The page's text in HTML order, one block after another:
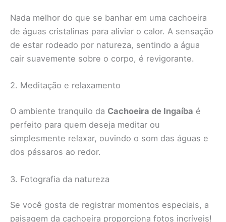
Nada melhor do que se banhar em uma cachoeira
de águas cristalinas para aliviar o calor. A sensação
de estar rodeado por natureza, sentindo a água
cair suavemente sobre o corpo, é revigorante.
2. Meditação e relaxamento
O ambiente tranquilo da Cachoeira de Ingaíba é
perfeito para quem deseja meditar ou
simplesmente relaxar, ouvindo o som das águas e
dos pássaros ao redor.
3. Fotografia da natureza
Se você gosta de registrar momentos especiais, a
paisagem da cachoeira proporciona fotos incríveis!